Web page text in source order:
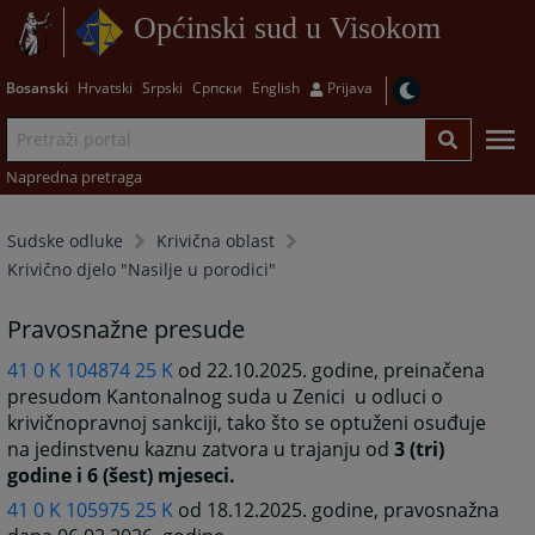
Općinski sud u Visokom
Bosanski Hrvatski Srpski Српски English Prijava
Napredna pretraga
Sudske odluke
Krivična oblast
Krivično djelo "Nasilje u porodici"
Pravosnažne presude
41 0 K 104874 25 K od 22.10.2025. godine, preinačena
presudom Kantonalnog suda u Zenici u odluci o
krivičnopravnoj sankciji, tako što se optuženi osuđuje
na jedinstvenu kaznu zatvora u trajanju od3 (tri)
godine i 6 (šest) mjeseci.
41 0 K 105975 25 K od 18.12.2025. godine, pravosnažna